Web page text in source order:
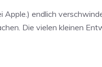
endlich
Die vielen kleinen